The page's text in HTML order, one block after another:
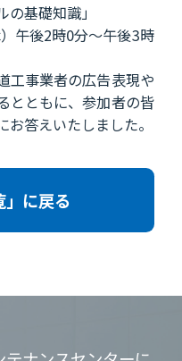
基礎知識」
午後2時0分～午後3時
工事業者の広告表現や
とともに、参加者の皆
答えいたしました。
」に戻る